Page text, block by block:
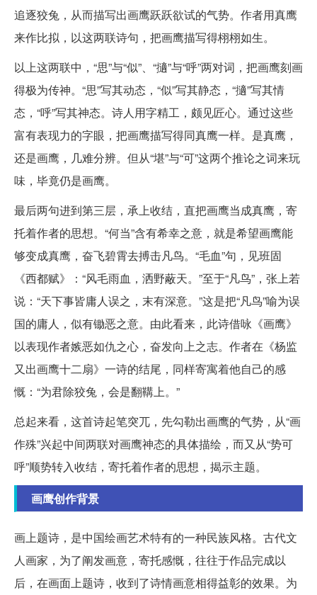
追逐狡兔，从而描写出画鹰跃跃欲试的气势。作者用真鹰
来作比拟，以这两联诗句，把画鹰描写得栩栩如生。
以上这两联中，“思”与“似”、“擿”与“呼”两对词，把画鹰刻画
得极为传神。“思”写其动态，“似”写其静态，“擿”写其情
态，“呼”写其神态。诗人用字精工，颇见匠心。通过这些
富有表现力的字眼，把画鹰描写得同真鹰一样。是真鹰，
还是画鹰，几难分辨。但从“堪”与“可”这两个推论之词来玩
味，毕竟仍是画鹰。
最后两句进到第三层，承上收结，直把画鹰当成真鹰，寄
托着作者的思想。“何当”含有希幸之意，就是希望画鹰能
够变成真鹰，奋飞碧霄去搏击凡鸟。“毛血”句，见班固
《西都赋》：“风毛雨血，洒野蔽天。”至于“凡鸟”，张上若
说：“天下事皆庸人误之，末有深意。”这是把“凡鸟”喻为误
国的庸人，似有锄恶之意。由此看来，此诗借咏《画鹰》
以表现作者嫉恶如仇之心，奋发向上之志。作者在《杨监
又出画鹰十二扇》一诗的结尾，同样寄寓着他自己的感
慨：“为君除狡兔，会是翻鞲上。”
总起来看，这首诗起笔突兀，先勾勒出画鹰的气势，从“画
作殊”兴起中间两联对画鹰神态的具体描绘，而又从“势可
呼”顺势转入收结，寄托着作者的思想，揭示主题。
画鹰创作背景
画上题诗，是中国绘画艺术特有的一种民族风格。古代文
人画家，为了阐发画意，寄托感慨，往往于作品完成以
后，在画面上题诗，收到了诗情画意相得益彰的效果。为